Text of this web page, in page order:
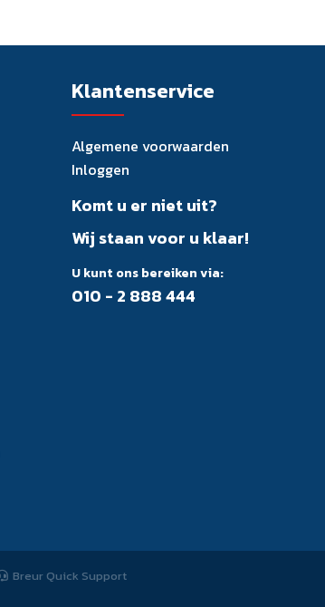
Klantenservice
Algemene voorwaarden
Inloggen
Komt u er niet uit?
Wij staan voor u klaar!
U kunt ons bereiken via:
010 - 2 888 444
Breur Quick Support